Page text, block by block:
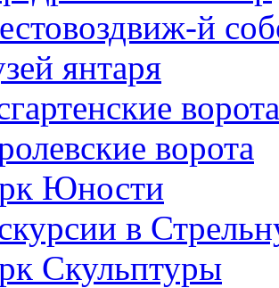
й
янтаря
ворота
ворота
Юности
в
Скульптуры